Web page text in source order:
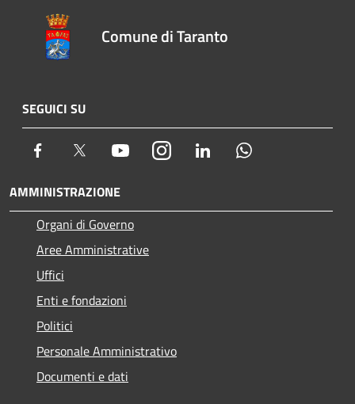
Comune di Taranto
SEGUICI SU
Facebook Twitter YoutubeInstagram LinkedIn
AMMINISTRAZIONE
Organi di Governo
Aree Amministrative
Uffici
Enti e fondazioni
Politici
Personale Amministrativo
Documenti e dati